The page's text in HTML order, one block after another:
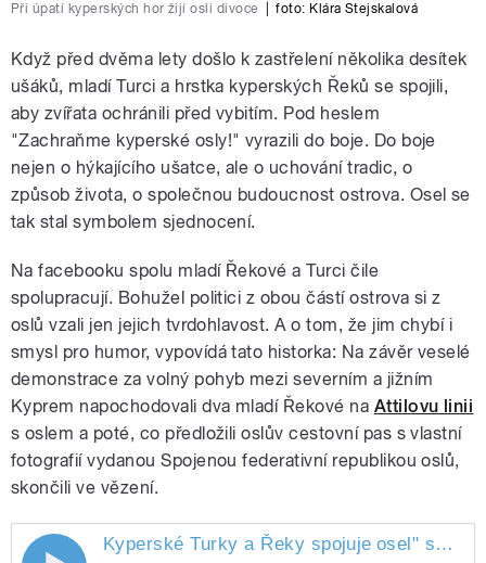
Při úpatí kyperských hor žijí osli divoce foto: Klára Stejskalová
Když před dvěma lety došlo k zastřelení několika desítek
ušáků, mladí Turci a hrstka kyperských Řeků se spojili,
aby zvířata ochránili před vybitím. Pod heslem
"Zachraňme kyperské osly!" vyrazili do boje. Do boje
nejen o hýkajícího ušatce, ale o uchování tradic, o
způsob života, o společnou budoucnost ostrova. Osel se
tak stal symbolem sjednocení.
Na facebooku spolu mladí Řekové a Turci čile
spolupracují. Bohužel politici z obou částí ostrova si z
oslů vzali jen jejich tvrdohlavost. A o tom, že jim chybí i
smysl pro humor, vypovídá tato historka: Na závěr veselé
demonstrace za volný pohyb mezi severním a jižním
Kyprem napochodovali dva mladí Řekové na Attilovu linii
s oslem a poté, co předložili oslův cestovní pas s vlastní
fotografií vydanou Spojenou federativní republikou oslů,
skončili ve vězení.
Kyperské Turky a Řeky spojuje osel " style="">